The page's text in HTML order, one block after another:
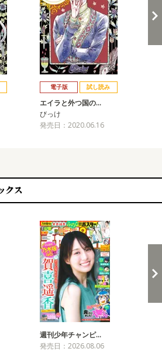
電子版 試し読み
エイラと外つ国の…
びっけ
発売日：2020.06.16
週刊少年チャンピ…
発売日：2026.08.06